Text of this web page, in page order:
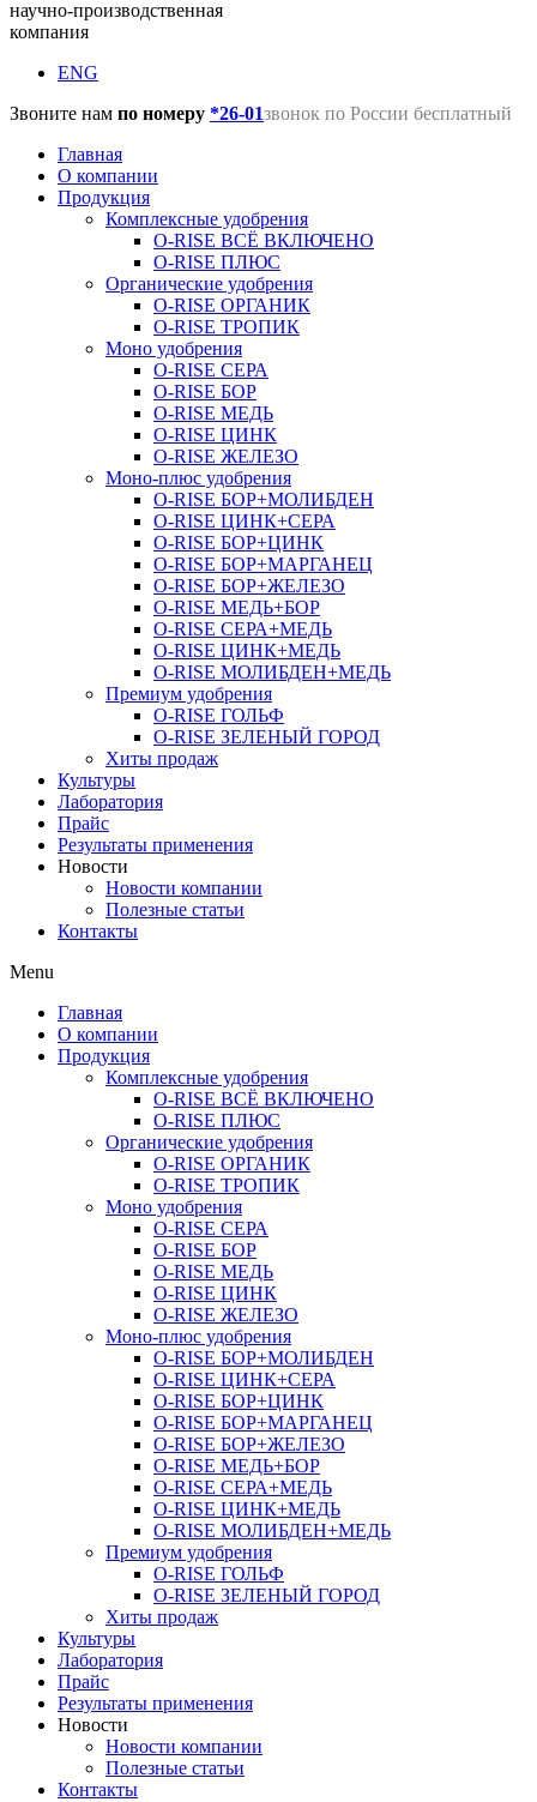
научно-производственная
компания
ENG
Звоните нам по номеру *26-01звонок по России бесплатный
Главная
О компании
Продукция
Комплексные удобрения
O-RISE ВСЁ ВКЛЮЧЕНО
O-RISE ПЛЮС
Органические удобрения
O-RISE ОРГАНИК
O-RISE ТРОПИК
Моно удобрения
O-RISE СЕРА
O-RISE БОР
O-RISE МЕДЬ
O-RISE ЦИНК
O-RISE ЖЕЛЕЗО
Моно-плюс удобрения
O-RISE БОР+МОЛИБДЕН
O-RISE ЦИНК+СЕРА
O-RISE БОР+ЦИНК
O-RISE БОР+МАРГАНЕЦ
O-RISE БОР+ЖЕЛЕЗО
O-RISE МЕДЬ+БОР
O-RISE СЕРА+МЕДЬ
O-RISE ЦИНК+МЕДЬ
O-RISE МОЛИБДЕН+МЕДЬ
Премиум удобрения
O-RISE ГОЛЬФ
O-RISE ЗЕЛЕНЫЙ ГОРОД
Хиты продаж
Культуры
Лаборатория
Прайс
Результаты применения
Новости
Новости компании
Полезные статьи
Контакты
Menu
Главная
О компании
Продукция
Комплексные удобрения
O-RISE ВСЁ ВКЛЮЧЕНО
O-RISE ПЛЮС
Органические удобрения
O-RISE ОРГАНИК
O-RISE ТРОПИК
Моно удобрения
O-RISE СЕРА
O-RISE БОР
O-RISE МЕДЬ
O-RISE ЦИНК
O-RISE ЖЕЛЕЗО
Моно-плюс удобрения
O-RISE БОР+МОЛИБДЕН
O-RISE ЦИНК+СЕРА
O-RISE БОР+ЦИНК
O-RISE БОР+МАРГАНЕЦ
O-RISE БОР+ЖЕЛЕЗО
O-RISE МЕДЬ+БОР
O-RISE СЕРА+МЕДЬ
O-RISE ЦИНК+МЕДЬ
O-RISE МОЛИБДЕН+МЕДЬ
Премиум удобрения
O-RISE ГОЛЬФ
O-RISE ЗЕЛЕНЫЙ ГОРОД
Хиты продаж
Культуры
Лаборатория
Прайс
Результаты применения
Новости
Новости компании
Полезные статьи
Контакты